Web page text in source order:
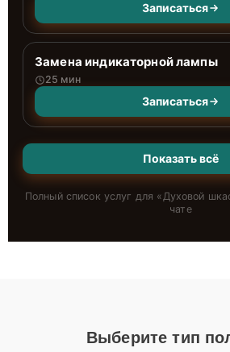
Записаться
Замена индикаторной лампы
25 мин
Записаться
Показать всё
Полный список услуг для «Духовой
чате
Выберите тип